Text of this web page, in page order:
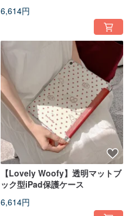
6,614円
【Lovely Woofy】透明マットブ
ック型iPad保護ケース
6,614円